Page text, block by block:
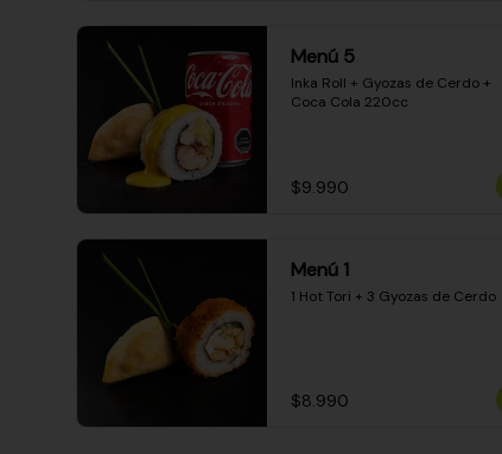
Menú 5
Inka Roll + Gyozas de Cerdo +
Coca Cola 220cc
$9.990
Menú 1
1 Hot Tori + 3 Gyozas de Cerdo
$8.990